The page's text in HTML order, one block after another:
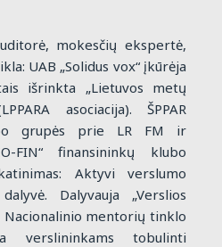
mokesčių ekspertė,
UAB „Solidus vox“ įkūrėja
išrinkta „Lietuvos metų
asociacija). ŠPPAR
grupės prie LR FM ir
FIN“ finansininkų klubo
Aktyvi verslumo
Dalyvauja „Verslios
Nacionalinio mentorių tinklo
verslininkams tobulinti